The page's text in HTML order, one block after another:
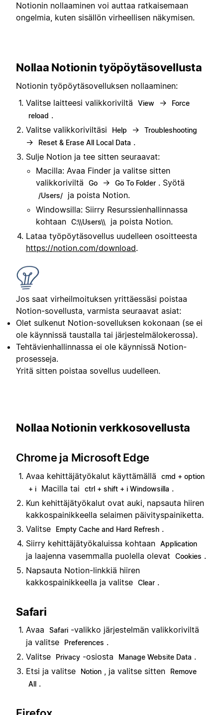
Notionin nollaaminen voi auttaa ratkaisemaan
ongelmia, kuten sisällön virheellisen näkymisen.
Nollaa Notionin työpöytäsovellusta
Notionin työpöytäsovelluksen nollaaminen:
Valitse laitteesi valikkoriviltä
View →
Force
reload .
Valitse valikkoriviltäsi
Help → Troubleshooting
→ Reset & Erase All Local Data .
Sulje Notion ja tee sitten seuraavat:
Macilla: Avaa Finder ja valitse sitten
valikkoriviltä
Go → Go To Folder . Syötä
/Users/
ja poista Notion.
Windowsilla: Siirry Resurssienhallinnassa
kohtaan C:\\Users\\
ja poista Notion.
Lataa työpöytäsovellus uudelleen osoitteesta
https://notion.com/download.
Jos saat virheilmoituksen yrittäessäsi poistaa
Notion-sovellusta, varmista seuraavat asiat:
Olet sulkenut Notion-sovelluksen kokonaan (se ei
ole käynnissä taustalla tai järjestelmälokerossa).
Tehtävienhallinnassa ei ole käynnissä Notion-
prosesseja.
Yritä sitten poistaa sovellus uudelleen.
Nollaa Notionin verkkosovellusta
Chrome ja Microsoft Edge
Avaa kehittäjätyökalut käyttämällä
cmd + option
+ i
Macilla tai ctrl + shift + i Windowsilla .
Kun kehittäjätyökalut ovat auki, napsauta hiiren
kakkospainikkeella selaimen päivityspainiketta.
Valitse
Empty Cache and Hard Refresh .
Siirry kehittäjätyökaluissa kohtaan Application
ja laajenna vasemmalla puolella olevat Cookies .
Napsauta Notion-linkkiä hiiren
kakkospainikkeella ja valitse Clear .
Safari
Avaa Safari -valikko järjestelmän valikkoriviltä
ja valitse
Preferences .
Valitse
Privacy -osiosta Manage Website Data .
Etsi ja valitse
Notion , ja valitse sitten
Remove
All .